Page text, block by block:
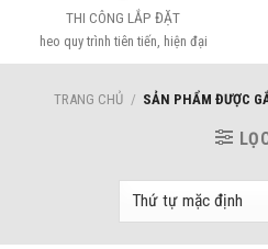
THI CÔNG LẮP ĐẶT
heo quy trình tiên tiến, hiện đại
TRANG CHỦ / SẢN PHẨM ĐƯỢC